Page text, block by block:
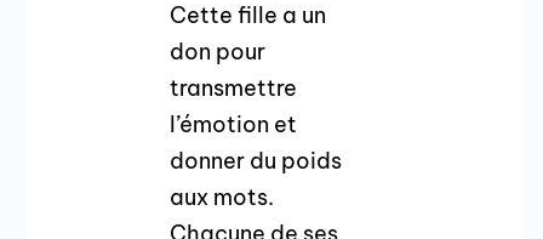
Cette fille a un
don pour
transmettre
l’émotion et
donner du poids
aux mots.